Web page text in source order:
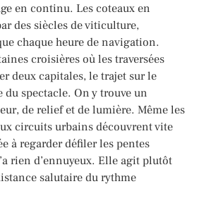
en continu. Les coteaux en
des siècles de viticulture,
chaque heure de navigation.
croisières où les traversées
deux capitales, le trajet sur le
spectacle. On y trouve un
de relief et de lumière. Même les
circuits urbains découvrent vite
à regarder défiler les pentes
rien d’ennuyeux. Elle agit plutôt
salutaire du rythme